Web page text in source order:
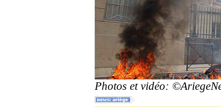
Photos et vidéo: